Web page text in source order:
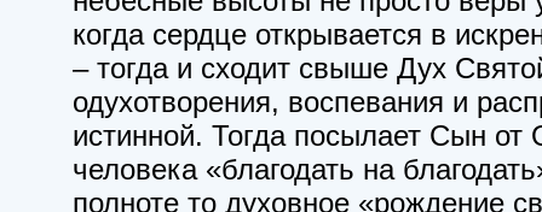
когда сердце открывается в
– тогда и сходит свыше Дух
одухотворения, воспевания и
истинной. Тогда посылает Сын от
человека «благодать на
полноте то духовное «рождение